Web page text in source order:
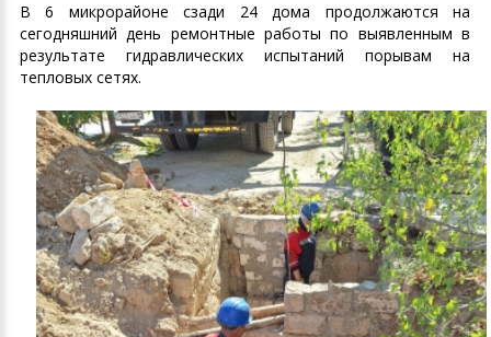
В 6 микрорайоне сзади 24 дома продолжаются на
сегодняшний день ремонтные работы по выявленным в
результате гидравлических испытаний порывам на
тепловых сетях.